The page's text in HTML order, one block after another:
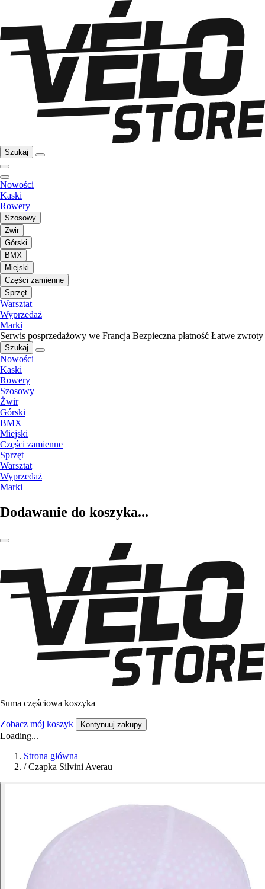
Szukaj
Nowości
Kaski
Rowery
Szosowy
Żwir
Górski
BMX
Miejski
Części zamienne
Sprzęt
Warsztat
Wyprzedaż
Marki
Serwis posprzedażowy we Francja Bezpieczna płatność Łatwe zwroty
Szukaj
Nowości
Kaski
Rowery
Szosowy
Żwir
Górski
BMX
Miejski
Części zamienne
Sprzęt
Warsztat
Wyprzedaż
Marki
Dodawanie do koszyka...
Suma częściowa koszyka
Zobacz mój koszyk Kontynuuj zakupy
Loading...
Strona główna
/ Czapka Silvini Averau